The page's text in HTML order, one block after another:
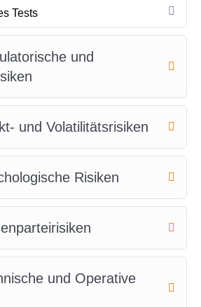
Tests
und
und Volatilitätsrisiken
Risiken
und Operative